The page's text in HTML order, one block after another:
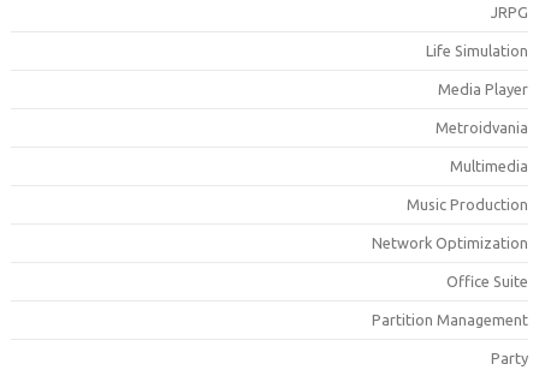
Life
Media
Music
Network
Office
Partition